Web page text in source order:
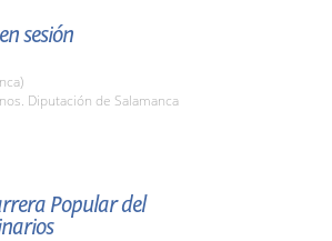
sesión
Diputación de Salamanca
Popular del